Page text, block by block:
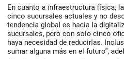
En cuanto a infraestructura física,
cinco sucursales actuales y no
tendencia global es hacia la
sucursales, pero con solo cinco
haya necesidad de reducirlas.
sumar alguna más en el futuro”,